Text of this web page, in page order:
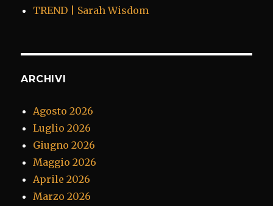
TREND | Sarah Wisdom
ARCHIVI
Agosto 2026
Luglio 2026
Giugno 2026
Maggio 2026
Aprile 2026
Marzo 2026